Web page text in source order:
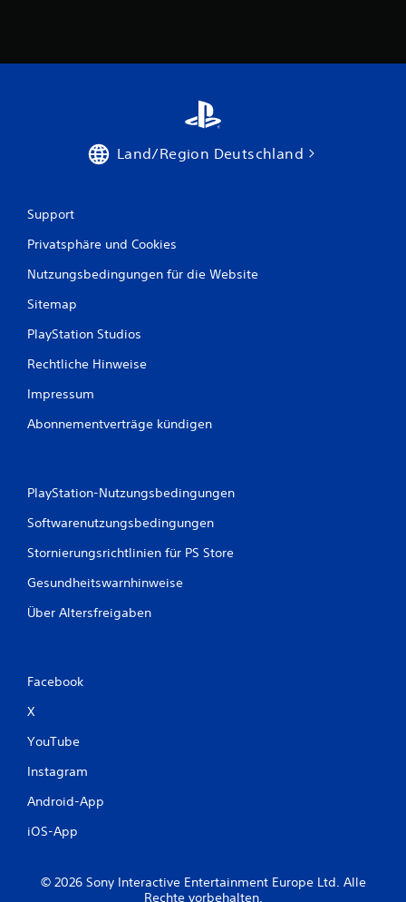
Land/Region Deutschland
Support
Privatsphäre und Cookies
Nutzungsbedingungen für die Website
Sitemap
PlayStation Studios
Rechtliche Hinweise
Impressum
Abonnementverträge kündigen
PlayStation-Nutzungsbedingungen
Softwarenutzungsbedingungen
Stornierungsrichtlinien für PS Store
Gesundheitswarnhinweise
Über Altersfreigaben
Facebook
X
YouTube
Instagram
Android-App
iOS-App
© 2026 Sony Interactive Entertainment Europe Ltd. Alle
Rechte vorbehalten.